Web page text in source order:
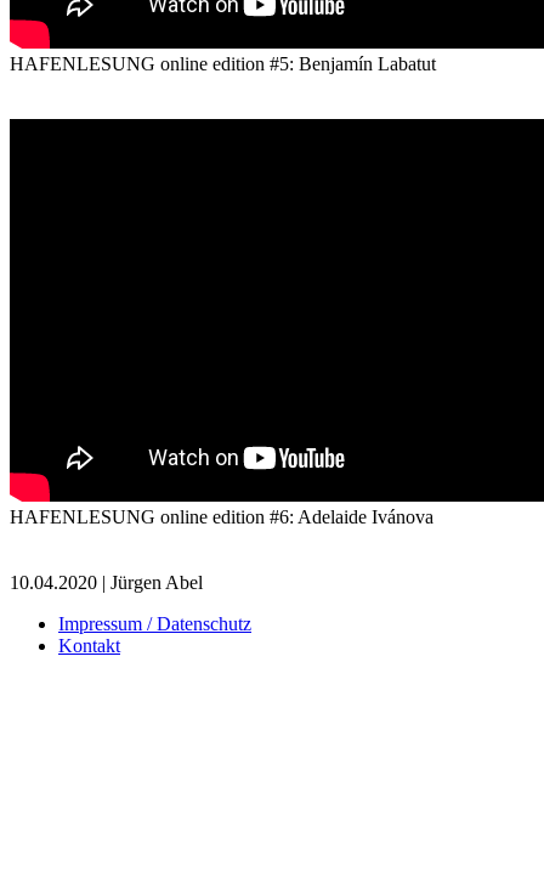
HAFENLESUNG online edition #5: Benjamín Labatut
HAFENLESUNG online edition #6: Adelaide Ivánova
10.04.2020 | Jürgen Abel
Impressum / Datenschutz
Kontakt